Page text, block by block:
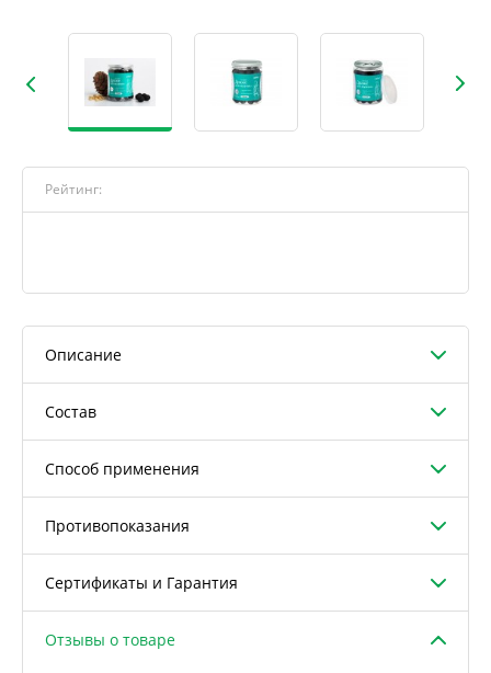
Рейтинг:
Описание
Состав
Способ применения
Противопоказания
Сертификаты и Гарантия
Отзывы о товаре